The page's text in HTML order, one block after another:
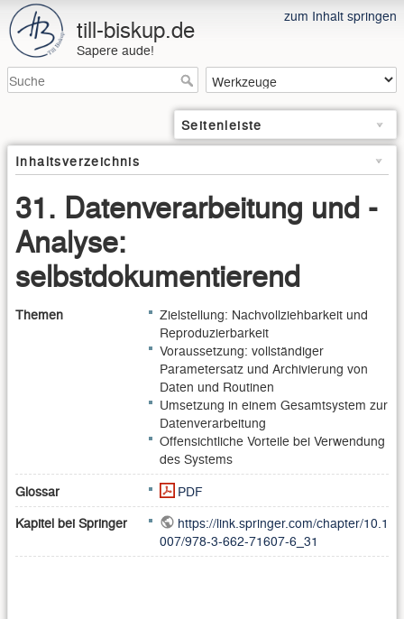
zum Inhalt springen
till-biskup.de
Sapere aude!
Seitenleiste
Inhaltsverzeichnis
31. Datenverarbeitung und -
Analyse:
selbstdokumentierend
Themen
Zielstellung: Nachvollziehbarkeit und
Reproduzierbarkeit
Voraussetzung: vollständiger
Parametersatz und Archivierung von
Daten und Routinen
Umsetzung in einem Gesamtsystem zur
Datenverarbeitung
Offensichtliche Vorteile bei Verwendung
des Systems
Glossar
PDF
Kapitel bei Springer
https://link.springer.com/chapter/10.1
007/978-3-662-71607-6_31